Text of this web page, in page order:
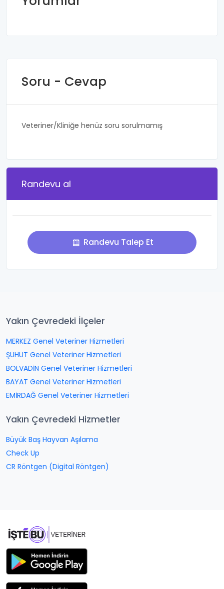
Soru - Cevap
Veteriner/Kliniğe henüz soru sorulmamış
Randevu al
Randevu Talep Et
Yakın Çevredeki İlçeler
MERKEZ Genel Veteriner Hizmetleri
ŞUHUT Genel Veteriner Hizmetleri
BOLVADİN Genel Veteriner Hizmetleri
BAYAT Genel Veteriner Hizmetleri
EMİRDAĞ Genel Veteriner Hizmetleri
Yakın Çevredeki Hizmetler
Büyük Baş Hayvan Aşılama
Check Up
CR Röntgen (Digital Röntgen)